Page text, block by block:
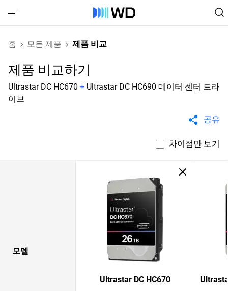
홈 모든 제품 제품 비교
제품 비교하기
Ultrastar DC HC670 + Ultrastar DC HC690 데이터 센터 드라
이브
공유
차이점만 보기
모델
Ultrastar DC HC670